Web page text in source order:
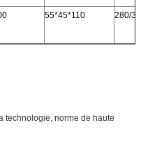
55*45*110 280/
technologie, norme de haute